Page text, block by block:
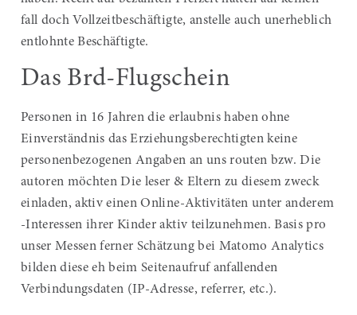
fall doch Vollzeitbeschäftigte, anstelle auch unerheblich
entlohnte Beschäftigte.
Das Brd-Flugschein
Personen in 16 Jahren die erlaubnis haben ohne
Einverständnis das Erziehungsberechtigten keine
personenbezogenen Angaben an uns routen bzw. Die
autoren möchten Die leser & Eltern zu diesem zweck
einladen, aktiv einen Online-Aktivitäten unter anderem
-Interessen ihrer Kinder aktiv teilzunehmen. Basis pro
unser Messen ferner Schätzung bei Matomo Analytics
bilden diese eh beim Seitenaufruf anfallenden
Verbindungsdaten (IP-Adresse, referrer, etc.).